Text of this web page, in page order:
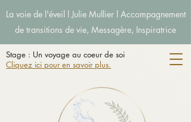
La voie de l'éveil l Julie Mullier l Accompagnement
de transitions de vie, Messagère, Inspiratrice
Stage : Un voyage au coeur de soi
Cliquez ici pour en savoir plus.